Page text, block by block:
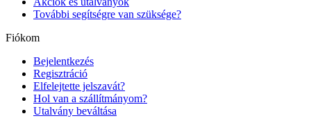
További segítségre van szüksége?
Fiókom
Bejelentkezés
Regisztráció
Elfelejtette jelszavát?
Hol van a szállítmányom?
Utalvány beváltása